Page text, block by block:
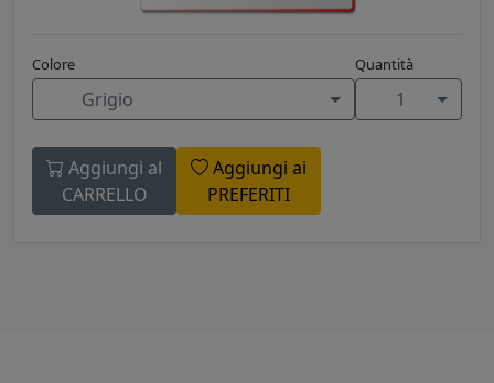
Colore
Grigio
Quantità
1
Aggiungi al
CARRELLO
Aggiungi ai
PREFERITI